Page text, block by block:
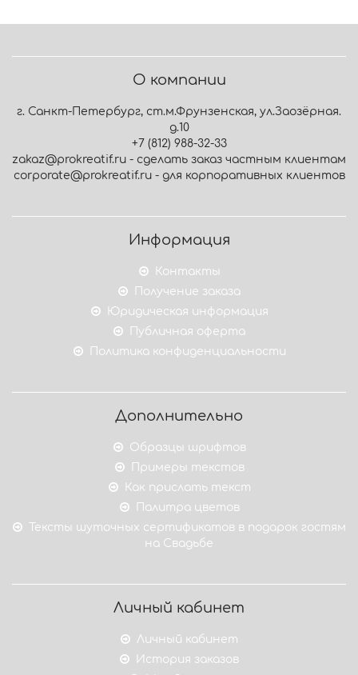
О компании
г. Санкт-Петербург, ст.м.Фрунзенская, ул.Заозёрная.
д.10
+7 (812) 988-32-33
zakaz@prokreatif.ru - сделать заказ частным клиентам
corporate@prokreatif.ru - для корпоративных клиентов
Информация
Контакты
Получение заказа
Юридическая информация
Публичная оферта
Политика конфиденциальности
Дополнительно
Образцы шрифтов
Примеры текстов
Как прислать текст
Палитра цветов
Тексты шуточных сертификатов в подарок гостям
на Свадьбе
Личный кабинет
Личный кабинет
История заказов